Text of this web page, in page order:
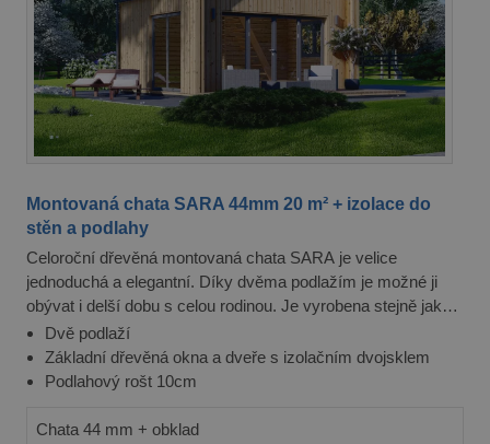
Montovaná chata SARA 44mm 20 m² + izolace do
stěn a podlahy
Celoroční dřevěná montovaná chata SARA je velice
jednoduchá a elegantní. Díky dvěma podlažím je možné ji
obývat i delší dobu s celou rodinou. Je vyrobena stejně jako
naše ostatní produkty ze severské borovice nebo smrku,
které jsou obzvláště ceněné pro svou pevnost a odolnost
vůči nepříznivým povětrnostním vlivům. Chata je navíc
elegantní vzhled.
Dvě podlaží
Základní dřevěná okna a dveře s izolačním dvojsklem
Podlahový rošt 10cm
Chata 44 mm + obklad